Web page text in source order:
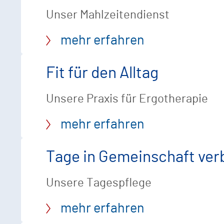
Unser Mahlzeitendienst
mehr erfahren
Fit für den Alltag
Unsere Praxis für Ergotherapie
mehr erfahren
Tage in Gemeinschaft
Unsere Tagespflege
mehr erfahren